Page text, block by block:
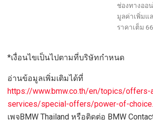
ช่องทางออ
มูลค่าเพิ่มแ
ราคาเต็ม
*เงื่อนไขเป็นไปตามที่บริษัทกำหนด
อ่านข้อมูลเพิ่มเติมได้ที่
https://www.bmw.co.th/en/topics/offers-
services/special-offers/power-of-
เพจBMW Thailand หรือติดต่อ BMW